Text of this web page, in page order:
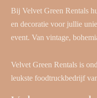
Bij Velvet Green Rentals
en decoratie voor jullie
event. Van vintage,
Velvet Green Rentals is
leukste foodtruckbedrijf